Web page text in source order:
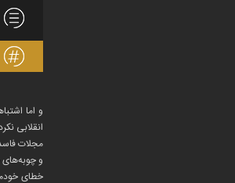
و اما
انقلابی
مجلات
و چوبه‌های
خطای